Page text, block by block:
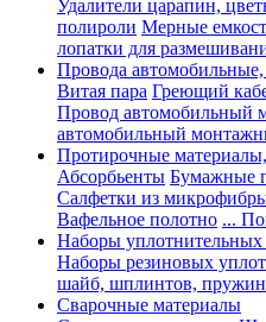
Удалители царапин,
полироли Мерные
лопатки для
Провода
Витая пара Греющий
Провод
автомобильный
Протирочные
Абсорбьенты Бумажные
Салфетки из
Вафельное полотно ...
Наборы
Наборы резиновых
шайб, шплинтов, пружин
Сварочные материалы